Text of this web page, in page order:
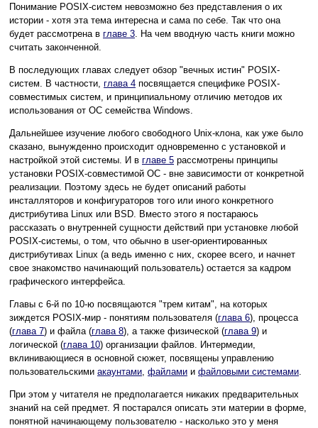
Понимание POSIX-систем невозможно без представления о их
истории - хотя эта тема интересна и сама по себе. Так что она
будет рассмотрена в главе 3. На чем вводную часть книги можно
считать законченной.
В последующих главах следует обзор "вечных истин" POSIX-
систем. В частности, глава 4 посвящается специфике POSIX-
совместимых систем, и принципиальному отличию методов их
использования от ОС семейства Windows.
Дальнейшее изучение любого свободного Unix-клона, как уже было
сказано, вынужденно происходит одновременно с установкой и
настройкой этой системы. И в главе 5 рассмотрены принципы
установки POSIX-совместимой ОС - вне зависимости от конкретной
реализации. Поэтому здесь не будет описаний работы
инсталляторов и конфигураторов того или иного конкретного
дистрибутива Linux или BSD. Вместо этого я постараюсь
рассказать о внутренней сущности действий при установке любой
POSIX-системы, о том, что обычно в user-ориентированных
дистрибутивах Linux (а ведь именно с них, скорее всего, и начнет
свое знакомство начинающий пользователь) остается за кадром
графического интерфейса.
Главы с 6-й по 10-ю посвящаются "трем китам", на которых
зиждется POSIX-мир - понятиям пользователя (глава 6), процесса
(глава 7) и файла (глава 8), а также физической (глава 9) и
логической (глава 10) организации файлов. Интермедии,
вклинивающиеся в основной сюжет, посвящены управлению
пользовательскими акаунтами, файлами и файловыми системами.
При этом у читателя не предполагается никаких предварительных
знаний на сей предмет. Я постарался описать эти материи в форме,
понятной начинающему пользователю - насколько это у меня